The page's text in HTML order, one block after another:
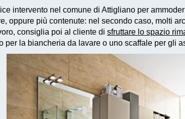
intervento nel comune di Attigliano per
oppure più contenute: nel secondo caso, molti
consiglia poi al cliente di sfruttare lo spazio
per la biancheria da lavare o uno scaffale per gli